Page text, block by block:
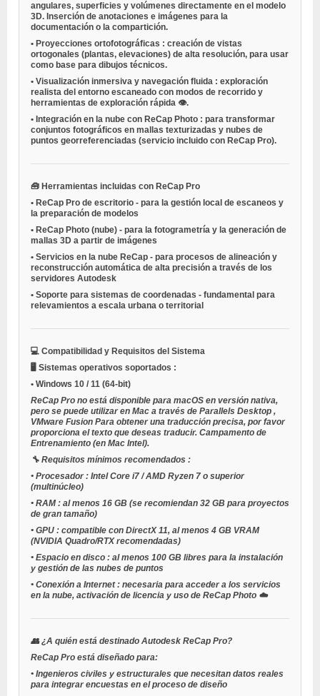
angulares, superficies y volúmenes directamente en el modelo
3D. Inserción de anotaciones e imágenes para la
documentación o la compartición.
• Proyecciones ortofotográficas : creación de vistas
ortogonales (plantas, elevaciones) de alta resolución, para usar
como base para dibujos técnicos.
• Visualización inmersiva y navegación fluida : exploración
realista del entorno escaneado con modos de recorrido y
herramientas de exploración rápida 👁️.
• Integración en la nube con ReCap Photo : para transformar
conjuntos fotográficos en mallas texturizadas y nubes de
puntos georreferenciadas (servicio incluido con ReCap Pro).
🧰 Herramientas incluidas con ReCap Pro
• ReCap Pro de escritorio - para la gestión local de escaneos y
la preparación de modelos
• ReCap Photo (nube) - para la fotogrametría y la generación de
mallas 3D a partir de imágenes
• Servicios en la nube ReCap - para procesos de alineación y
reconstrucción automática de alta precisión a través de los
servidores Autodesk
• Soporte para sistemas de coordenadas - fundamental para
relevamientos a escala urbana o territorial
💻 Compatibilidad y Requisitos del Sistema
🖥️ Sistemas operativos soportados :
• Windows 10 / 11 (64-bit)
ReCap Pro no está disponible para macOS en versión nativa,
pero se puede utilizar en Mac a través de Parallels Desktop ,
VMware Fusion Para obtener una traducción precisa, por favor
proporciona el texto que deseas traducir. Campamento de
Entrenamiento (en Mac Intel).
🔧 Requisitos mínimos recomendados :
• Procesador : Intel Core i7 / AMD Ryzen 7 o superior
(multinúcleo)
• RAM : al menos 16 GB (se recomiendan 32 GB para proyectos
de gran tamaño)
• GPU : compatible con DirectX 11, al menos 4 GB VRAM
(NVIDIA Quadro/RTX recomendadas)
• Espacio en disco : al menos 100 GB libres para la instalación
y gestión de las nubes de puntos
• Conexión a Internet: necesaria para acceder a los servicios
en la nube, activación de licencia y uso de ReCap Photo ☁️
👥¿A quién está destinado Autodesk ReCap Pro?
ReCap Pro está diseñado para:
• Ingenieros civiles y estructurales que necesitan datos reales
para integrar encuestas en el proceso de diseño